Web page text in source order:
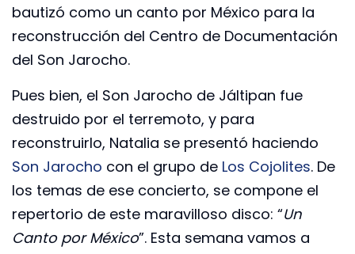
bautizó como un canto por México para la
reconstrucción del Centro de Documentación
del Son Jarocho.
Pues bien, el Son Jarocho de Jáltipan fue
destruido por el terremoto, y para
reconstruirlo, Natalia se presentó haciendo
Son Jarocho con el grupo de Los Cojolites. De
los temas de ese concierto, se compone el
repertorio de este maravilloso disco: “Un
Canto por México”. Esta semana vamos a